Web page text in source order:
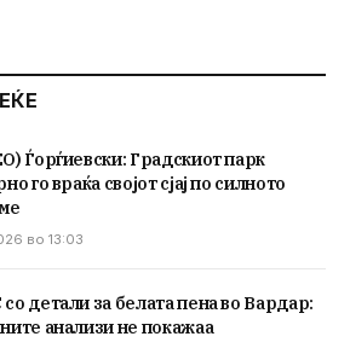
Ѓорѓиевски: Градскиот парк
го враќа својот сјај по силното
во 13:03
детали за белата пена во Вардар:
анализи не покажаа